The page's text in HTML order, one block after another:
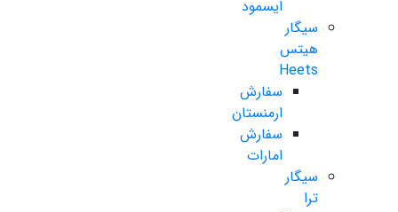
ایسمود
سیگار
هیتس
Heets
سفارش
ارمنستان
سفارش
امارات
سیگار
ترا